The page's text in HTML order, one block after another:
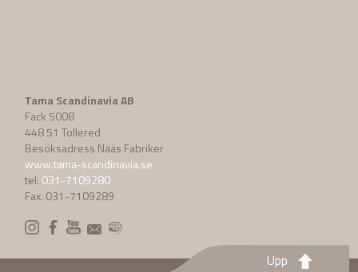
Tama Scandinavia AB
Fack 5008
448 51 Tollered
Besöksadress Nääs Fabriker
www.tama-scandinavia.se
tel: 031-7109280
Fax. 031-7109289
Upp